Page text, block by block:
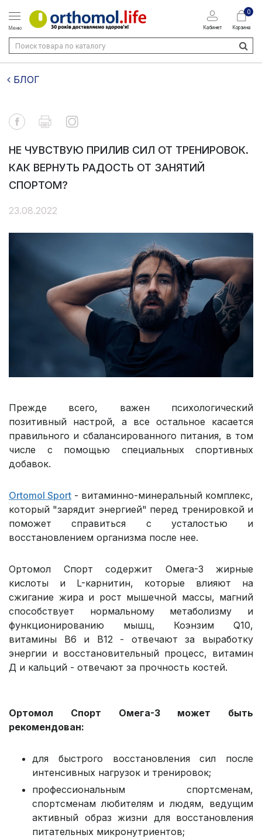
Меню Кабинет
0
Корзина
БЛОГ
НЕ ЧУВСТВУЮ ПРИЛИВ СИЛ ОТ ТРЕНИРОВОК.
КАК ВЕРНУТЬ РАДОСТЬ ОТ ЗАНЯТИЙ
СПОРТОМ?
23.08.2022
Прежде всего, важен психологический
позитивный настрой, а все остальное касается
правильного и сбалансированного питания, в том
числе с помощью специальных спортивных
добавок.
Ortomol Sport - витаминно-минеральный комплекс,
который "зарядит энергией" перед тренировкой и
поможет справиться с усталостью и
восстановлением организма после нее.
Ортомол Спорт содержит Омега-3 жирные
кислоты и L-карнитин, которые влияют на
сжигание жира и рост мышечной массы, магний
способствует нормальному метаболизму и
функционированию мышц, Коэнзим Q10,
витамины В6 и В12 - отвечают за выработку
энергии и восстановительный процесс, витамин
Д и кальций - отвечают за прочность костей.
Ортомол Спорт Омега-3 может быть
рекомендован:
для быстрого восстановления сил после
интенсивных нагрузок и тренировок;
профессиональным спортсменам,
спортсменам любителям и людям, ведущим
активный образ жизни для восстановления
питательных микронутриентов;